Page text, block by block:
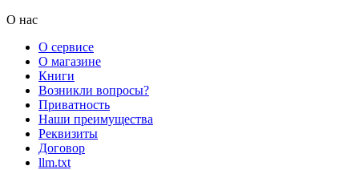
О нас
О сервисе
О магазине
Книги
Возникли вопросы?
Приватность
Наши преимущества
Реквизиты
Договор
llm.txt